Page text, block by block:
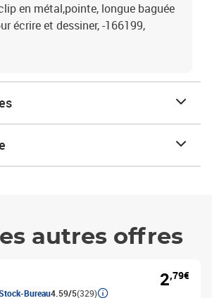
en métal,pointe, longue baguée
écrire et dessiner, -166199,
autres offres
Bureau4.59/5(329)
2,79€